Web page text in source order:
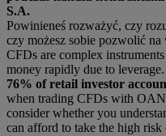
S.A.
Powinieneś rozważyć, czy
czy możesz sobie pozwolić
CFDs are complex
money rapidly due to leverage.
76% of retail investor
when trading CFDs with
consider whether you
can afford to take the high